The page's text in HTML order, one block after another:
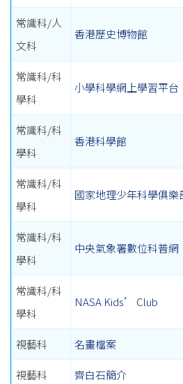
常識科/人
文科
香港歷史博物館
常識科/科
學科
小學科學網上學習平台
常識科/科
學科
香港科學館
常識科/科
學科
國家地理少年科學俱樂
常識科/科
學科
中央氣象署數位科普網
常識科/科
學科
NASA Kids’ Club
視藝科 名畫檔案
視藝科 齊白石簡介